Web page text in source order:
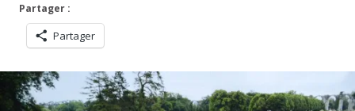
Partager :
Partager